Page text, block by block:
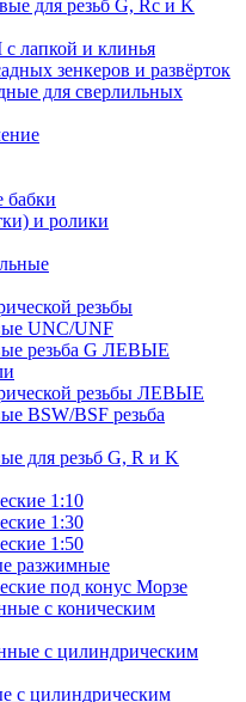
для резьб G, Rc и K
лапкой и клинья
зенкеров и развёрток
для сверлильных
бабки
и ролики
резьбы
UNC/UNF
резьба G ЛЕВЫЕ
резьбы ЛЕВЫЕ
BSW/BSF резьба
для резьб G, R и K
1:10
1:30
1:50
разжимные
под конус Морзе
с коническим
с цилиндрическим
с цилиндрическим